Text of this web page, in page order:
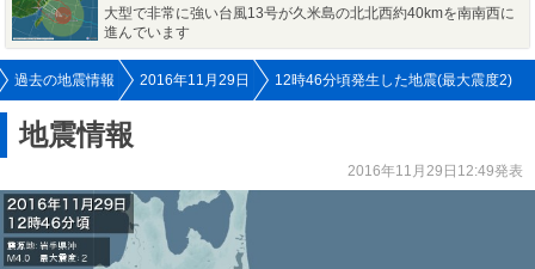
大型で非常に強い台風13号が久米島の北北西約40kmを南南西に
進んでいます
過去の地震情報 2016年11月29日 12時46分頃発生した地震(最大震度2)
地震情報
2016年11月29日12:49発表